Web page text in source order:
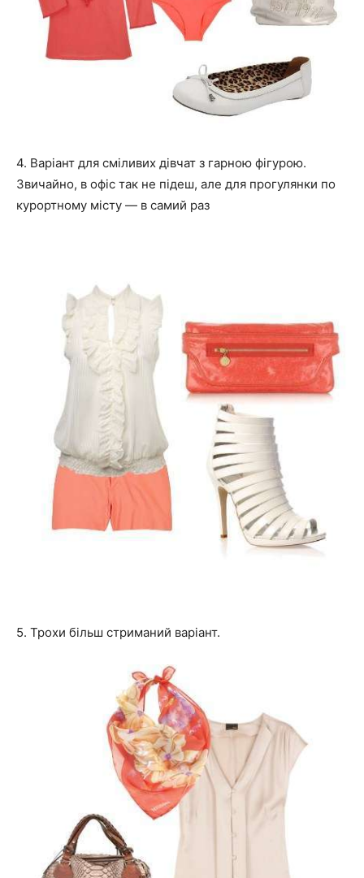
4. Варіант для сміливих дівчат з гарною фігурою.
Звичайно, в офіс так не підеш, але для прогулянки по
курортному місту — в самий раз
5. Трохи більш стриманий варіант.